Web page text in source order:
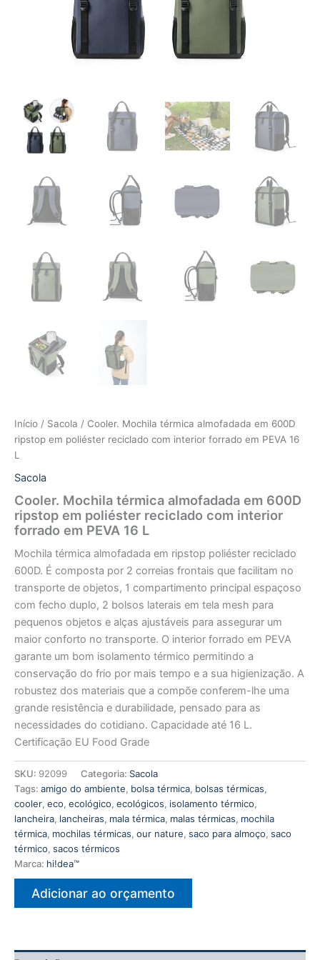
Início / Sacola / Cooler. Mochila térmica almofadada em 600D
ripstop em poliéster reciclado com interior forrado em PEVA 16
L
Sacola
Cooler. Mochila térmica almofadada em 600D
ripstop em poliéster reciclado com interior
forrado em PEVA 16 L
Mochila térmica almofadada em ripstop poliéster reciclado
600D. É composta por 2 correias frontais que facilitam no
transporte de objetos, 1 compartimento principal espaçoso
com fecho duplo, 2 bolsos laterais em tela mesh para
pequenos objetos e alças ajustáveis para assegurar um
maior conforto no transporte. O interior forrado em PEVA
garante um bom isolamento térmico permitindo a
conservação do frio por mais tempo e a sua higienização. A
robustez dos materiais que a compõe conferem-lhe uma
grande resistência e durabilidade, pensado para as
necessidades do cotidiano. Capacidade até 16 L.
Certificação EU Food Grade
SKU: 92099 Categoria: Sacola
Tags: amigo do ambiente, bolsa térmica, bolsas térmicas,
cooler, eco, ecológico, ecológicos, isolamento térmico,
lancheira, lancheiras, mala térmica, malas térmicas, mochila
térmica, mochilas térmicas, our nature, saco para almoço, saco
térmico, sacos térmicos
Marca: hi!dea™
Adicionar ao orçamento